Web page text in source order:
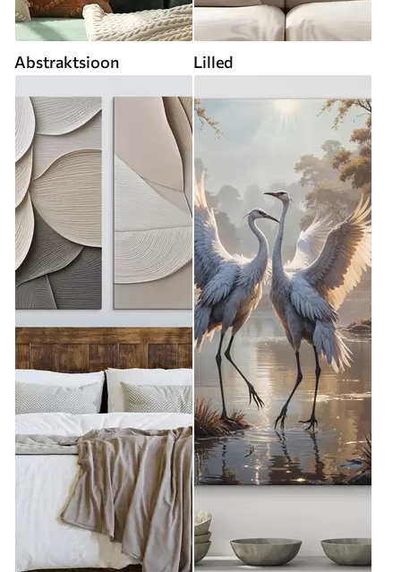
Abstraktsioon Lilled